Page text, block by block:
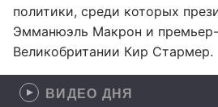
политики, среди которых
Эмманюэль Макрон и
Великобритании Кир Стармер.
ВИДЕО ДНЯ